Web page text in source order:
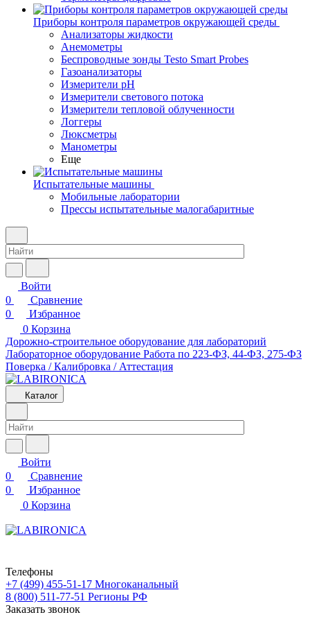
Приборы контроля параметров окружающей среды
Анализаторы жидкости
Анемометры
Беспроводные зонды Testo Smart Probes
Газоанализаторы
Измерители pH
Измерители светового потока
Измерители тепловой облученности
Логгеры
Люксметры
Манометры
Еще
Испытательные машины
Мобильные лаборатории
Прессы испытательные малогабаритные
Войти
0
Сравнение
0
Избранное
0 Корзина
Дорожно-строительное оборудование для лабораторий
Лабораторное оборудование Работа по 223-ФЗ, 44-ФЗ, 275-ФЗ
Поверка / Калибровка / Аттестация
Каталог
Войти
0
Сравнение
0
Избранное
0 Корзина
Телефоны
+7 (499) 455-51-17 Многоканальный
8 (800) 511-77-51 Регионы РФ
Заказать звонок